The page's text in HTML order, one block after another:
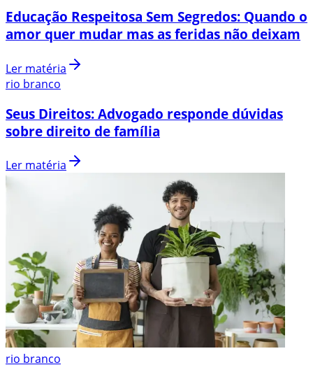
Educação Respeitosa Sem Segredos: Quando o
amor quer mudar mas as feridas não deixam
Ler matéria
rio branco
Seus Direitos: Advogado responde dúvidas
sobre direito de família
Ler matéria
rio branco